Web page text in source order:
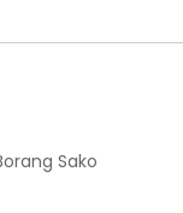
Sako